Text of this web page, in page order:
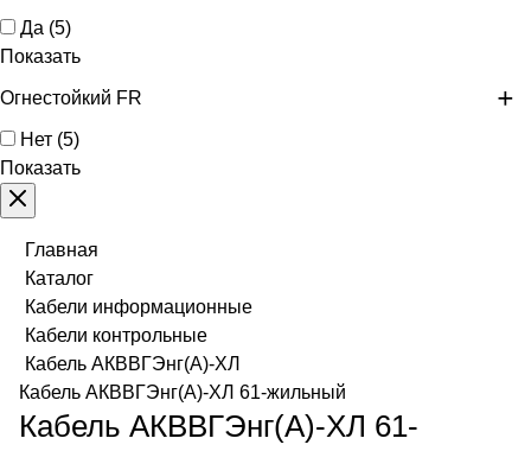
Да (5)
Показать
Огнестойкий FR
Нет (5)
Показать
Главная
Каталог
Кабели информационные
Кабели контрольные
Кабель АКВВГЭнг(А)-ХЛ
Кабель АКВВГЭнг(А)-ХЛ 61-жильный
Кабель АКВВГЭнг(А)-ХЛ 61-